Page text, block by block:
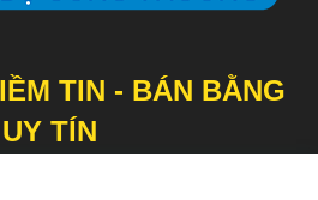
TIN - BÁN BẰNG
UY TÍN